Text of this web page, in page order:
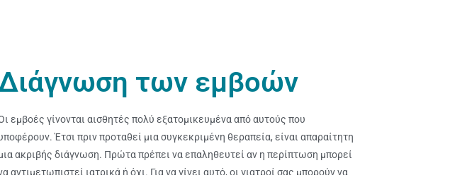
των εμβοών
εμβοές γίνονται αισθητές πολύ εξατομικευμένα από αυτούς που
Έτσι πριν προταθεί μια συγκεκριμένη θεραπεία, είναι απαραίτητη
ακριβής διάγνωση. Πρώτα πρέπει να επαληθευτεί αν η περίπτωση μπορεί
αντιμετωπιστεί ιατρικά ή όχι. Για να γίνει αυτό, οι γιατροί σας μπορούν να